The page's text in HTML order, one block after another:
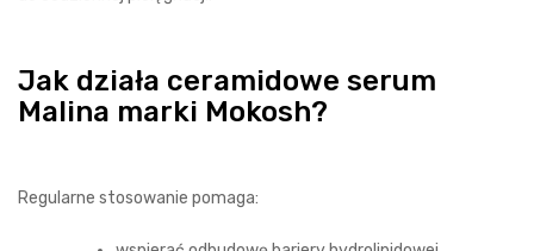
Jak działa ceramidowe serum
Malina marki Mokosh?
Regularne stosowanie pomaga: